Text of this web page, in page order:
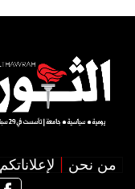
من نحن لإعلاناتكم